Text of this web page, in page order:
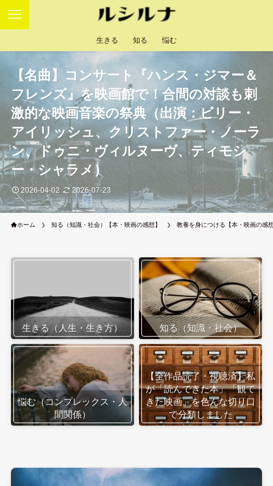
生きる 知る 悩む
【名曲】コンサート『ハンス・ジマー＆
フレンズ』を映画館で！合間の対談も刺
激的な映画音楽の祭典（出演：ビリー・
アイリッシュ、クリストファー・ノーラ
ン、ドゥニ・ヴィルヌーヴ、ティモシ
ー・シャラメ）
2026-04-02 2026-07-23
ホーム 知る（知識・社会）【本・映画の感想】 教養を身につける【本・映画の感
生きる（人生・生き方） 知る（知識・社会）
悩む（コンプレックス・人
間関係）
【全作品読了・視聴済】私
が「読んできた本」「観て
きた映画」を色んな切り口
で分類しました